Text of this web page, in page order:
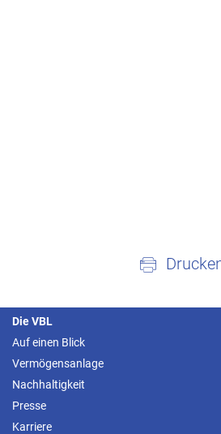
Die VBL
Auf einen Blick
Vermögensanlage
Nachhaltigkeit
Presse
Karriere